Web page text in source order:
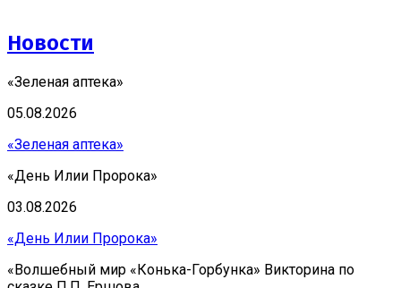
Новости
«Зеленая аптека»
05.08.2026
«Зеленая аптека»
«День Илии Пророка»
03.08.2026
«День Илии Пророка»
«Волшебный мир «Конька-Горбунка» Викторина по